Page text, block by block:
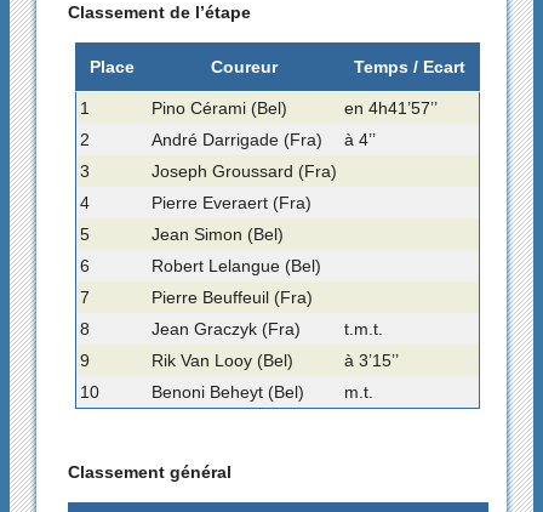
Classement de l’étape
Place Coureur Temps / Ecart
1 Pino Cérami (Bel)
en 4h41’57’’
2
André Darrigade (Fra)
à 4’’
3
Joseph Groussard (Fra)
4
Pierre Everaert (Fra)
5
Jean Simon (Bel)
6
Robert Lelangue (Bel)
7
Pierre Beuffeuil (Fra)
8
Jean Graczyk (Fra)
t.m.t.
9
Rik Van Looy (Bel)
à 3’15’’
10
Benoni Beheyt (Bel) m.t.
Classement général